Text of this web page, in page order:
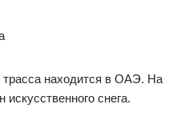
находится в ОАЭ. На
снега.